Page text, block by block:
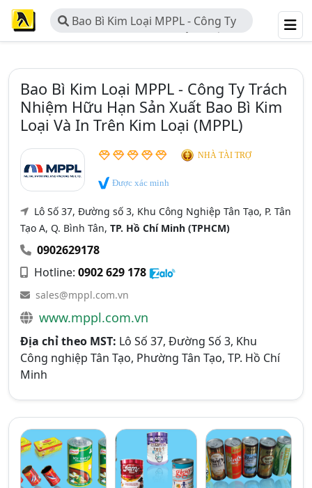
Bao Bì Kim Loại MPPL - Công Ty
Trách Nhiệm Hữu Hạn Sản Xuất Bao
(MPPL)
Bao Bì Kim Loại MPPL - Công Ty Trách
Nhiệm Hữu Hạn Sản Xuất Bao Bì Kim
Loại Và In Trên Kim Loại (MPPL)
NHÀ TÀI TRỢ
Được xác minh
Lô Số 37, Đường số 3, Khu Công Nghiệp Tân Tạo, P. Tân
Tạo A, Q. Bình Tân, TP. Hồ Chí Minh (TPHCM)
0902629178
Hotline: 0902 629 178
sales@mppl.com.vn
www.mppl.com.vn
Địa chỉ theo MST: Lô Số 37, Đường Số 3, Khu
Công nghiệp Tân Tạo, Phường Tân Tạo, TP. Hồ Chí
Minh